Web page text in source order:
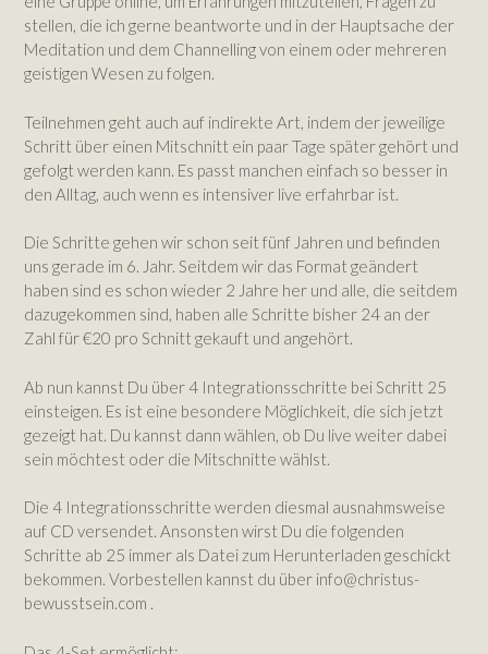
stellen, die ich gerne beantworte und in der Hauptsache der
Meditation und dem Channelling von einem oder mehreren
geistigen Wesen zu folgen.
Teilnehmen geht auch auf indirekte Art, indem der jeweilige
Schritt über einen Mitschnitt ein paar Tage später gehört und
gefolgt werden kann. Es passt manchen einfach so besser in
den Alltag, auch wenn es intensiver live erfahrbar ist.
Die Schritte gehen wir schon seit fünf Jahren und befinden
uns gerade im 6. Jahr. Seitdem wir das Format geändert
haben sind es schon wieder 2 Jahre her und alle, die seitdem
dazugekommen sind, haben alle Schritte bisher 24 an der
Zahl für €20 pro Schnitt gekauft und angehört.
Ab nun kannst Du über 4 Integrationsschritte bei Schritt 25
einsteigen. Es ist eine besondere Möglichkeit, die sich jetzt
gezeigt hat. Du kannst dann wählen, ob Du live weiter dabei
sein möchtest oder die Mitschnitte wählst.
Die 4 Integrationsschritte werden diesmal ausnahmsweise
auf CD versendet. Ansonsten wirst Du die folgenden
Schritte ab 25 immer als Datei zum Herunterladen geschickt
bekommen. Vorbestellen kannst du über info@christus-
bewusstsein.com .